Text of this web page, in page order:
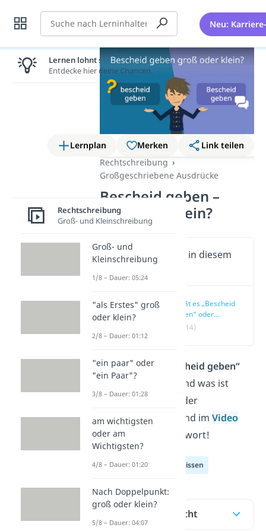
Suche Neu:
Lernplan Merken
Link teilen
Rechtschreibung
Großgeschriebene Ausdrücke
Bescheid geben –
groß oder klein?
Wichtige Inhalte in diesem
Heißt es „Bescheid
geben“ oder
„bescheid geben“?
(00:14)
Schreibst du
„Bescheid geben“
groß oder klein? Und was ist
richtig: getrennt oder
zusammen? Hier und imVideo
erfährst du die Antwort!
Deutsch Allgemeinwissen
Inhaltsübersicht
Lernen lohnt sich!
Entdecke hier deine Chancen.
Rechtschreibung
Groß- und Kleinschreibung
Groß- und
Kleinschreibung
1/8 – Dauer: 05:24
"als Erstes" groß
oder klein?
2/8 – Dauer: 01:12
"ein paar" oder
"ein Paar"?
3/8 – Dauer: 01:28
am wichtigsten
oder am
Wichtigsten?
4/8 – Dauer: 01:20
Nach Doppelpunkt:
groß oder klein?
5/8 – Dauer: 04:07